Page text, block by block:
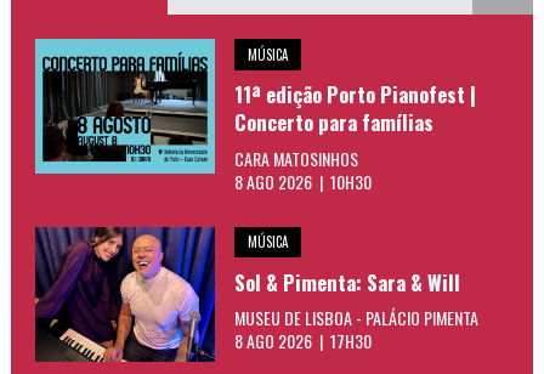
MÚSICA
11ª edição Porto Pianofest |
Concerto para famílias
CARA MATOSINHOS
8 AGO 2026 | 10H30
MÚSICA
Sol & Pimenta: Sara & Will
MUSEU DE LISBOA - PALÁCIO PIMENTA
8 AGO 2026 | 17H30